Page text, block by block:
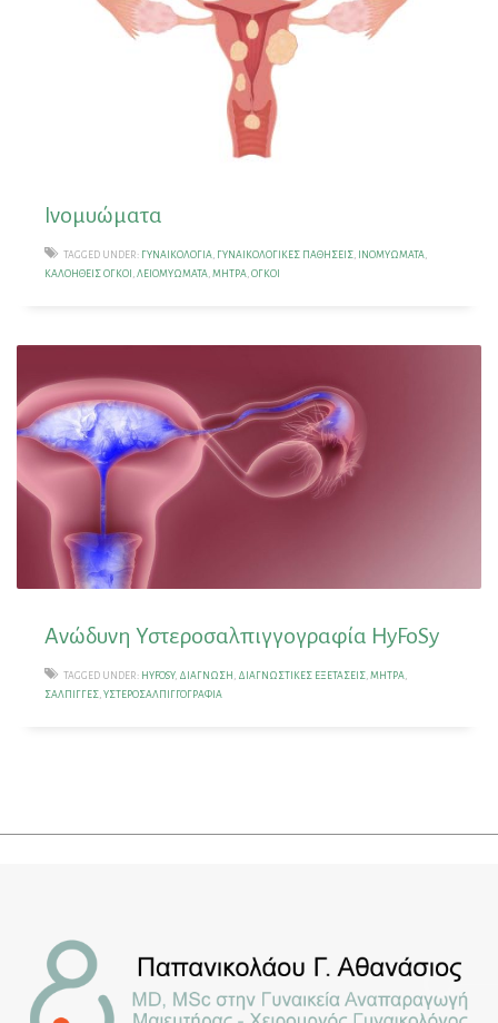
Ινομυώματα
TAGGED UNDER: ΓΥΝΑΙΚΟΛΟΓΊΑ, ΓΥΝΑΙΚΟΛΟΓΙΚΈΣ ΠΑΘΉΣΕΙΣ, ΙΝΟΜΥΏΜΑΤΑ,
ΚΑΛΟΉΘΕΙΣ ΌΓΚΟΙ , ΛΕΙΟΜΥΏΜΑΤΑ, ΜΉΤΡΑ, ΌΓΚΟΙ
Ανώδυνη Υστεροσαλπιγγογραφία HyFoSy
TAGGED UNDER: HYFOSY, ΔΙΆΓΝΩΣΗ ΔΙΑΓΝΩΣΤΙΚΈΣ ΕΞΕΤΆΣΕΙΣ ΜΉΤΡΑ
ΣΆΛΠΙΓΓΕΣ ΥΣΤΕΡΟΣΑΛΠΙΓΓΟΓΡΑΦΊΑ